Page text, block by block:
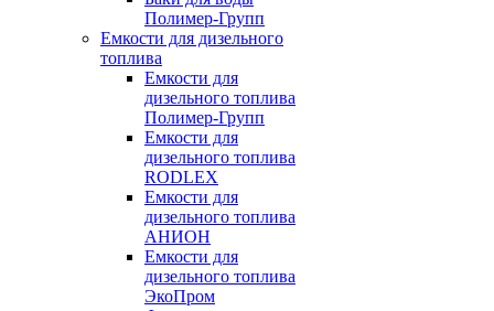
Полимер-Групп
Емкости для дизельного
топлива
Емкости для
дизельного топлива
Полимер-Групп
Емкости для
дизельного топлива
RODLEX
Емкости для
дизельного топлива
АНИОН
Емкости для
дизельного топлива
ЭкоПром